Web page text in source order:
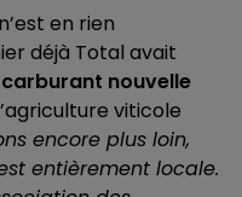
en rien
déjà Total avait
carburant nouvelle
viticole
encore plus loin,
entièrement locale.